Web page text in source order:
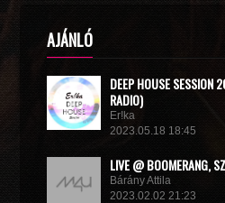
AJÁNLÓ
DEEP HOUSE SESSION
RADIO)
Er!ka
2023.05.18 18:45
LIVE @ BOOMERANG,
Bárány Attila
2023.02.02 21:23